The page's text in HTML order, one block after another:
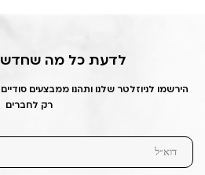
לדעת כל מה שחדש,
הירשמו לניוזלטר שלנו ותהנו ממבצעים
רק לחברים